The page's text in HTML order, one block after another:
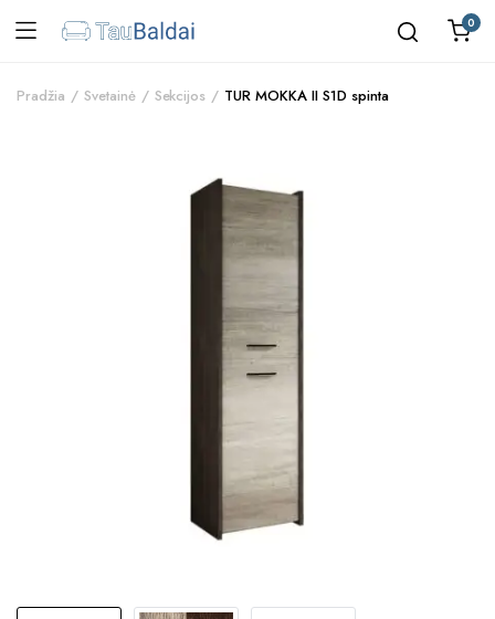
0
Pradžia Svetainė Sekcijos TUR MOKKA II S1D spinta